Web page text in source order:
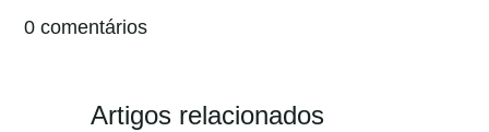
0 comentários
Artigos relacionados